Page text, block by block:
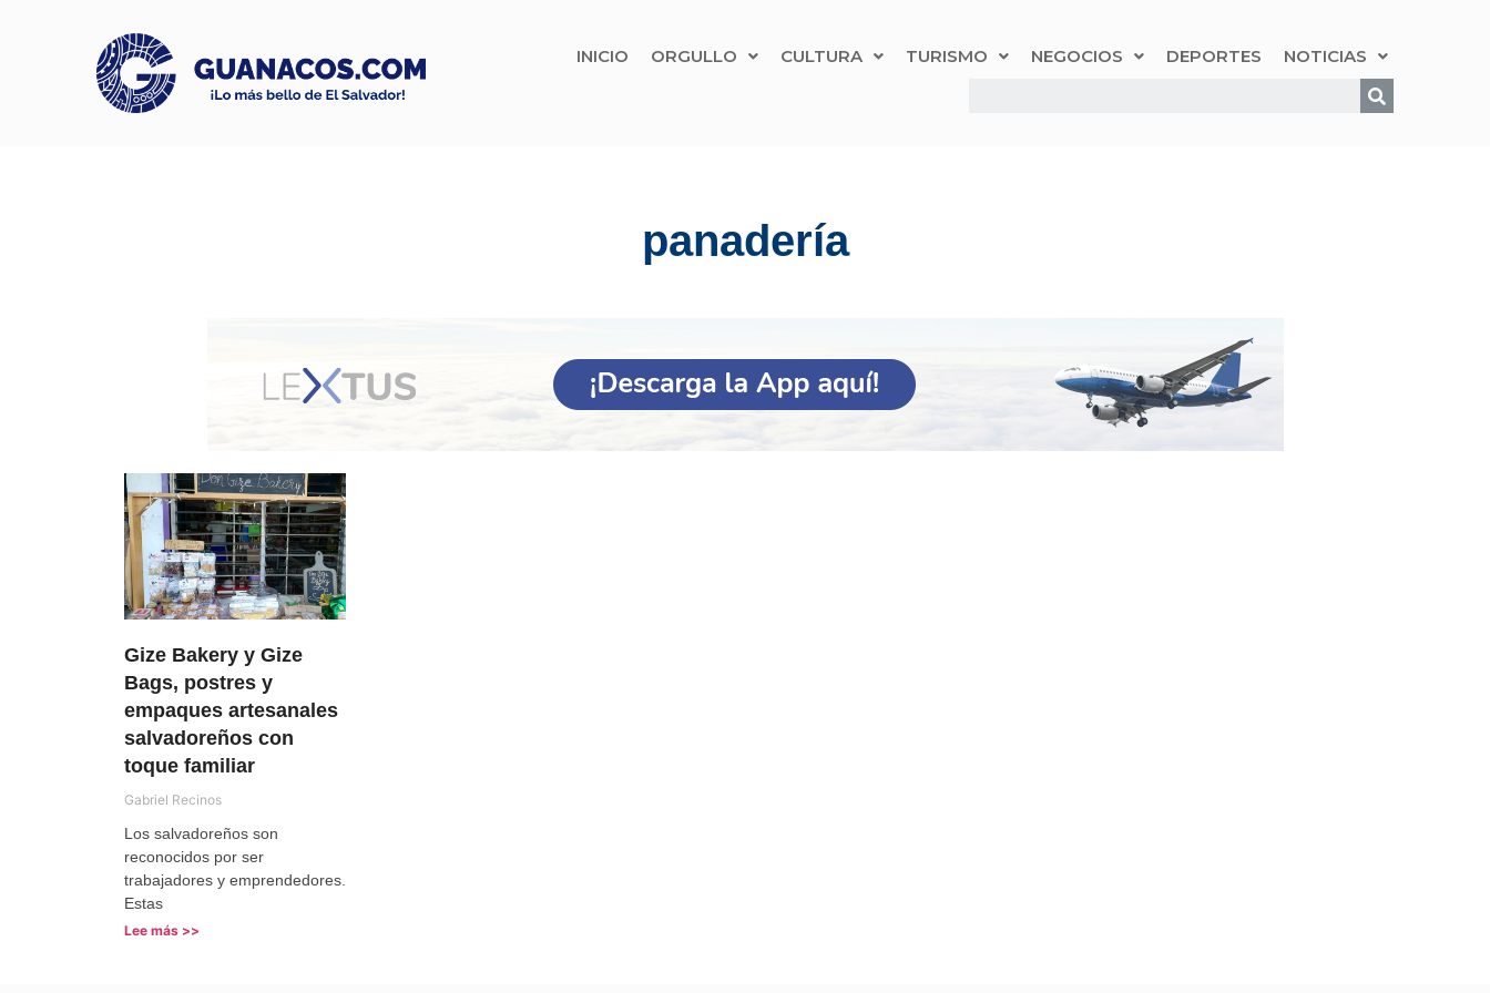
INICIO ORGULLO CULTURA TURISMO NEGOCIOS DEPORTES NOTICIAS
panadería
Gize Bakery y Gize
Bags, postres y
empaques artesanales
salvadoreños con
toque familiar
Gabriel Recinos
Los salvadoreños son
reconocidos por ser
trabajadores y emprendedores.
Estas
Lee más >>